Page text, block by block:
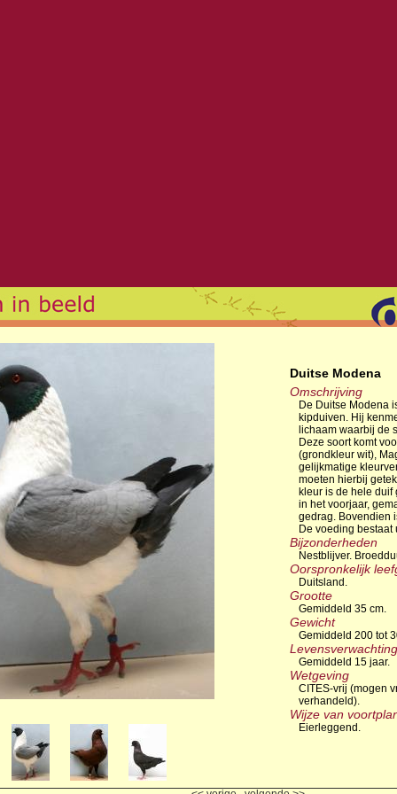
Duitse Modena
Omschrijving
De Duitse Modena
kipduiven. Hij
lichaam waarbij de
Deze soort komt
(grondkleur wit),
gelijkmatige
moeten hierbij
kleur is de hele duif
in het voorjaar,
gedrag. Bovendien
De voeding
Bijzonderheden
Nestblijver.
Oorspronkelijk
Duitsland.
Grootte
Gemiddeld 35 cm.
Gewicht
Gemiddeld 200 tot
Levensverwachting
Gemiddeld 15 jaar.
Wetgeving
CITES-vrij (mogen
verhandeld).
Wijze van
Eierleggend.